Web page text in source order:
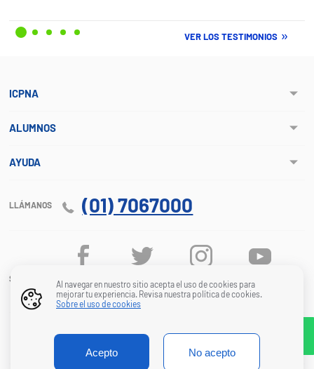
VER LOS TESTIMONIOS
Al navegar en nuestro sitio acepta el uso de cookies para
mejorar tu experiencia. Revisa nuestra política de cookies.
Sobre el uso de cookies
Acepto No acepto
ICPNA
ALUMNOS
AYUDA
LLÁMANOS (01) 7067000
SÍGUENOS
© ICPNA. Todos los derechos reservados 2026